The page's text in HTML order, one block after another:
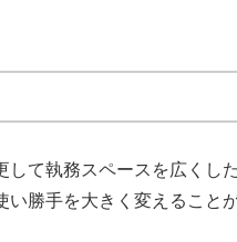
て執務スペースを広くし
勝手を大きく変えること